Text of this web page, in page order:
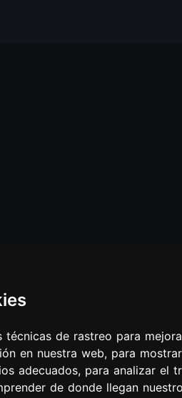
técnicas de rastreo para
en nuestra web, para
adecuados, para analizar el
de donde llegan
Discordia
ben@geik.xyz